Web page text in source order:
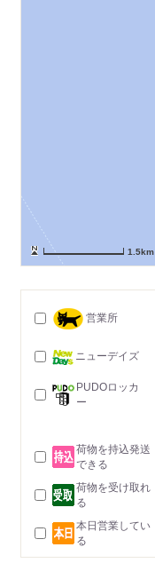
1.5km
営業所
ニューデイズ
PUDOロッカ
ー
荷物を持込発送
できる
荷物を受け取れ
る
本日営業してい
る